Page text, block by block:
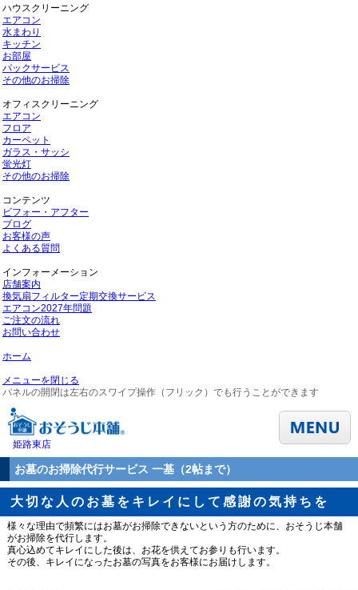
ハウスクリーニング
エアコン
水まわり
キッチン
お部屋
パックサービス
その他のお掃除
オフィスクリーニング
エアコン
フロア
カーペット
ガラス・サッシ
蛍光灯
その他のお掃除
コンテンツ
ビフォー・アフター
ブログ
お客様の声
よくある質問
インフォーメーション
店舗案内
換気扇フィルター定期交換サービス
エアコン2027年問題
ご注文の流れ
お問い合わせ
ホーム
メニューを閉じる
パネルの開閉は左右のスワイプ操作（フリック）でも行うことができます
姫路東店
お墓のお掃除代行サービス 一基（2帖まで）
大切な人のお墓をキレイにして感謝の気持ちを
様々な理由で頻繁にはお墓がお掃除できないという方のために、おそうじ本舗
がお掃除を代行します。
真心込めてキレイにした後は、お花を供えてお参りも行います。
その後、キレイになったお墓の写真をお客様にお届けします。